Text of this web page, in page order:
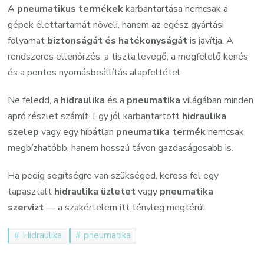
A pneumatikus termékekkarbantartása nemcsak a
gépek élettartamát növeli, hanem az egész gyártási
folyamat biztonságát és hatékonyságátis javítja. A
rendszeres ellenőrzés, a tiszta levegő, a megfelelő kenés
és a pontos nyomásbeállítás alapfeltétel.
Ne feledd, a hidraulika és a pneumatika világában minden
apró részlet számít. Egy jól karbantartott hidraulika
szelep vagy egy hibátlan pneumatika terméknemcsak
megbízhatóbb, hanem hosszú távon gazdaságosabb is.
Ha pedig segítségre van szükséged, keress fel egy
tapasztalt hidraulika üzletetvagy pneumatika
szervizt— a szakértelem itt tényleg megtérül.
Hidraulika pneumatika